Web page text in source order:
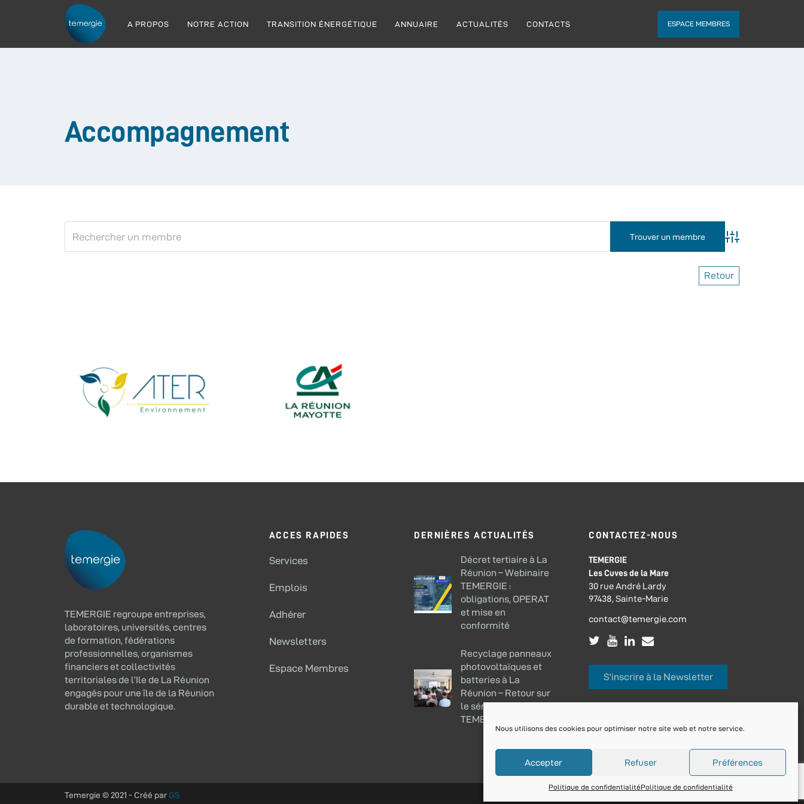
Nous utilisons des cookies pour optimiser notre site web et notre service.
Accepter Refuser Préférences
Politique de confidentialitéPolitique de confidentialité
ESPACE MEMBRES
A PROPOS NOTRE ACTION TRANSITION ÉNERGÉTIQUE ANNUAIRE ACTUALITÉS CONTACTS
Accompagnement
Advanced
Retour
TEMERGIE regroupe entreprises,
laboratoires, universités, centres
de formation, fédérations
professionnelles, organismes
financiers et collectivités
territoriales de l’Ile de La Réunion
engagés pour une île de la Réunion
durable et technologique.
ACCES RAPIDES
Services
Emplois
Adhérer
Newsletters
Espace Membres
DERNIÈRES ACTUALITÉS
Décret tertiaire à La
Réunion – Webinaire
TEMERGIE :
obligations, OPERAT
et mise en
conformité
Recyclage panneaux
photovoltaïques et
batteries à La
Réunion – Retour sur
le séminaire REP
TEMERGIE
CONTACTEZ-NOUS
TEMERGIE
Les Cuves de la Mare
30 rue André Lardy
97438, Sainte-Marie
contact@temergie.com
S'inscrire à la Newsletter
Temergie © 2021 - Créé par GS